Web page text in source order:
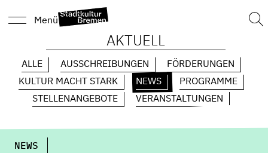
Menü
AKTUELL
ALLE AUSSCHREIBUNGEN
FÖRDERUNGEN
KULTUR MACHT STARK
NEWS
PROGRAMME
STELLENANGEBOTE
VERANSTALTUNGEN
NEWS